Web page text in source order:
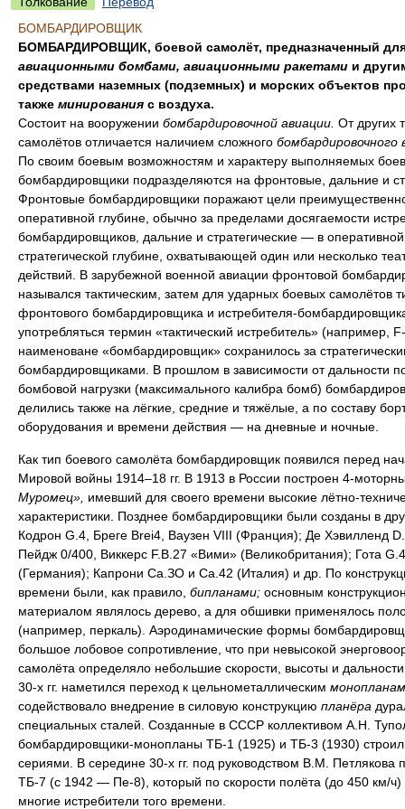
БОМБАРДИРОВЩИК
БОМБАРДИРОВЩИК, боевой самолёт, предназначенный
авиационными бомбами, авиационными ракетами и
средствами наземных (подземных) и морских объектов
также минирования с воздуха.
Состоит на вооружении бомбардировочной авиации. От других
самолётов отличается наличием сложного бомбардировочного
По своим боевым возможностям и характеру выполняемых
бомбардировщики подразделяются на фронтовые, дальние и
Фронтовые бомбардировщики поражают цели
оперативной глубине, обычно за пределами досягаемости
бомбардировщиков, дальние и стратегические — в
стратегической глубине, охватывающей один или несколько
действий. В зарубежной военной авиации фронтовой
назывался тактическим, затем для ударных боевых самолётов
фронтового бомбардировщика и истребителя-
употребляться термин «тактический истребитель» (например,
наименоване «бомбардировщик» сохранилось за
бомбардировщиками. В прошлом в зависимости от дальности
бомбовой нагрузки (максимального калибра бомб)
делились также на лёгкие, средние и тяжёлые, а по составу
оборудования и времени действия — на дневные и ночные.
Как тип боевого самолёта бомбардировщик появился перед
Мировой войны 1914–18 гг. В 1913 в России построен 4-
Муромец», имевший для своего времени высокие лётно-
характеристики. Позднее бомбардировщики были созданы в
Кодрон G.4, Бреге Brei4, Ваузен VIII (Франция); Де Хэвилленд
Пейдж 0/400, Виккерс F.B.27 «Вими» (Великобритания); Гота
(Германия); Капрони Са.ЗО и Са.42 (Италия) и др. По
времени были, как правило, бипланами; основным
материалом являлось дерево, а для обшивки применялось
(например, перкаль). Аэродинамические формы
большое лобовое сопротивление, что при невысокой
самолёта определяло небольшие скорости, высоты и
30-х гг. наметился переход к цельнометаллическим
содействовало внедрение в силовую конструкцию планёра
специальных сталей. Созданные в СССР коллективом А.Н.
бомбардировщики-монопланы ТБ-1 (1925) и ТБ-3 (1930)
сериями. В середине 30-х гг. под руководством В.М. Петлякова
ТБ-7 (с 1942 — Пе-8), который по скорости полёта (до 450 км/ч)
многие истребители того времени.